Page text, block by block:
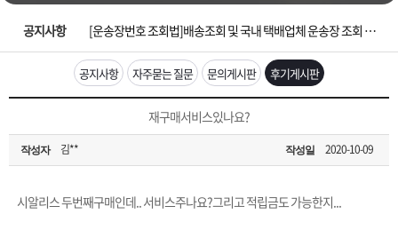
맨
품
은
노
객
마
공지사항 [운송장번호 조회법]배송조회 및 국내 택배업체 운송장 조회 하는법
[ios앱 오픈]아이폰 고객 앱설치 가능합니다.
[무인택배함 이용 안내] 집 밖에 주소로 택배 받기
입금확인이 안되는 상황을 대비해 꼭 입금후 고객센터 연락바랍니다.
[2026구정 연휴]설 연휴 배송 및 휴무 안내
공지사항 자주묻는 질문 문의게시판 후기게시판
재구매서비스있나요?
작성자 김** 작성일 2020-10-09
시알리스 두번째구매인데.. 서비스주나요?그리고 적립금도 가능한지...